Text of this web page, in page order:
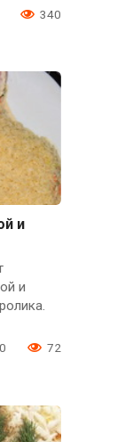
340
и
и
0 72